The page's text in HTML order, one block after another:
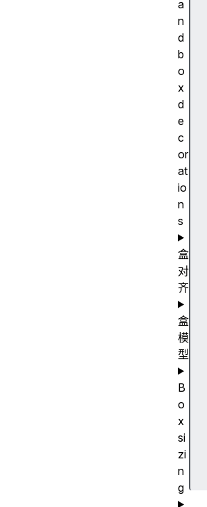
a
n
d
b
o
x
d
e
c
or
at
io
n
s
盒
对
齐
盒
模
型
B
o
x
si
zi
n
g